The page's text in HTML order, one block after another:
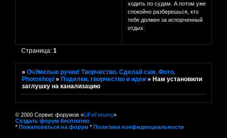
ходить по судам. А потом уже
спокойно разберешься, кто
тебе должен за испорченный
отдых.
Страница:1
»ОчУмелые ручки! Творчество. Сделай сам. Фото.
Photoshop/ » Поделки, творчество и идеи » Нам установили
заглушку на канализацию
© 2000 Сервис форумов « LiFeForums»
Создать форум бесплатно
* Пожаловаться на форум * Политика конфиденциальности